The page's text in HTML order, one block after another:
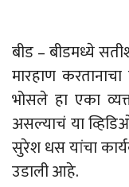
बीड – बीडमध्ये
मारहाण
भोसले हा एका
असल्याचं या
सुरेश धस यांचा
उडाली आहे.